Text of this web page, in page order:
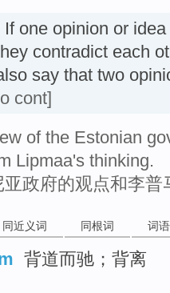
If one opinion or idea
contradict each
say that two
cont]
of the Estonian
Lipmaa's thinking.
亚政府的观点和李
同近义词 同根词 词
背道而驰；背离